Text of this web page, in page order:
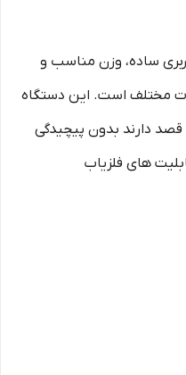
ساده، وزن مناسب و
مختلف است. این دستگاه
دارند بدون پیچیدگی
های فلزیاب